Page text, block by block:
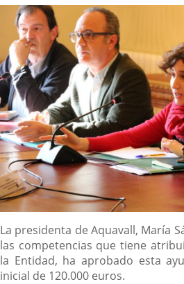
noticia
Descripción
La presidenta de Aquavall, María
las competencias que tiene
la Entidad, ha aprobado esta
inicial de 120.000 euros.